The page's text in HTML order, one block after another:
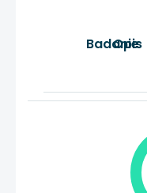
Badanie
Opis